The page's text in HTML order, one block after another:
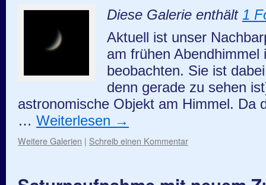
Diese Galerie enthält 1
Aktuell ist unser
am frühen
beobachten. Sie ist
denn gerade zu sehen
astronomische Objekt am Himmel. Da
… Weiterlesen →
Weitere Galerien | Schreib einen Kommentar